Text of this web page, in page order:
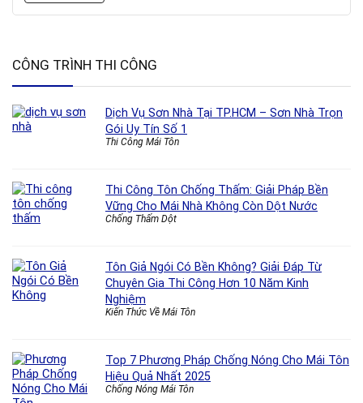
CÔNG TRÌNH THI CÔNG
Dịch Vụ Sơn Nhà Tại TP.HCM – Sơn Nhà Trọn
Gói Uy Tín Số 1
Thi Công Mái Tôn
Thi Công Tôn Chống Thấm: Giải Pháp Bền
Vững Cho Mái Nhà Không Còn Dột Nước
Chống Thấm Dột
Tôn Giả Ngói Có Bền Không? Giải Đáp Từ
Chuyên Gia Thi Công Hơn 10 Năm Kinh
Nghiệm
Kiến Thức Về Mái Tôn
Top 7 Phương Pháp Chống Nóng Cho Mái Tôn
Hiệu Quả Nhất 2025
Chống Nóng Mái Tôn